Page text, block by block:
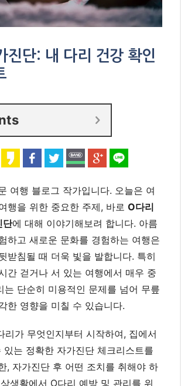
진단: 내 다리 건강 확인
여행 블로그 작가입니다. 오늘은 여
행을 위한 중요한 주제, 바로 O다리
단에 대해 이야기해보려 합니다. 아름
하고 새로운 문화를 경험하는 여행은
받침될 때 더욱 빛을 발합니다. 특히
간 걷거나 서 있는 여행에서 매우 중
는 단순히 미용적인 문제를 넘어 무릎
한 영향을 미칠 수 있습니다.
리가 무엇인지부터 시작하여, 집에서
있는 정확한 자가진단 체크리스트를
, 자가진단 후 어떤 조치를 취해야 하
생활에서 O다리 예방 및 관리를 위